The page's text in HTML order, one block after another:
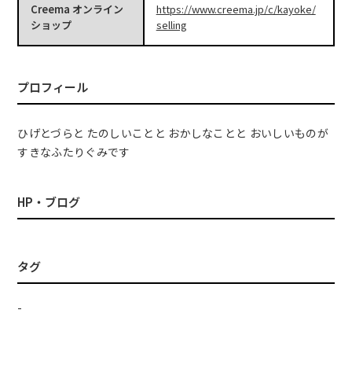
Creema オンライン
ショップ
https://www.creema.jp/c/kayoke/
selling
プロフィール
ひげとづらと たのしいことと おかしなことと おいしいものが
すきなふたりぐみです
HP・ブログ
タグ
-